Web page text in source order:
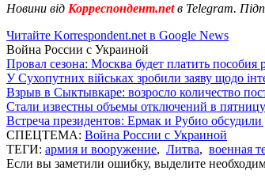
Новини від Корреспондент.netв Telegram.
Читайте Korrespondent.net в Google News
Война России с Украиной
Провал сезона: Москва будет платить
У Сухопутних військах зробили заяву щодо
Взрыв в Сыктывкаре: возросло количество
Стали известны объемы отключений в пятницу
Встреча президентов: Ермак и Рубио обсудили
СПЕЦТЕМА: Война России с Украиной
ТЕГИ: армия и вооружение, Литва, военная
Если вы заметили ошибку, выделите